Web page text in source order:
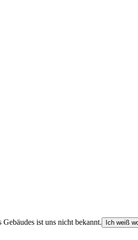
ist uns nicht bekannt.
Ich weiß